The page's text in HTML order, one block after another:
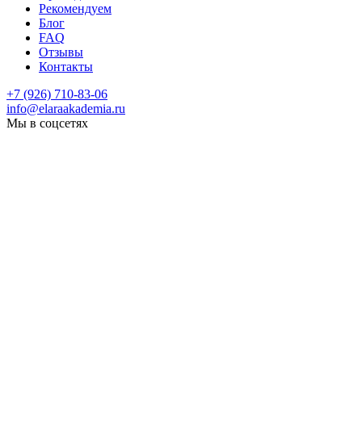
Рекомендуем
Блог
FAQ
Отзывы
Контакты
+7 (926) 710-83-06
info@elaraakademia.ru
Мы в соцсетях